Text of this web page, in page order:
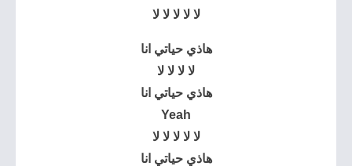
لا لا لا لا لا
هاذي حياتي انا
لا لا لا لا
هاذي حياتي انا
Yeah
لا لا لا لا لا
هاذي حياتي انا